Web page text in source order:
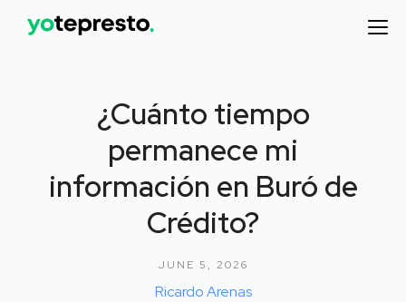
¿Cuánto tiempo
permanece mi
información en Buró de
Crédito?
JUNE 5, 2026
Ricardo Arenas